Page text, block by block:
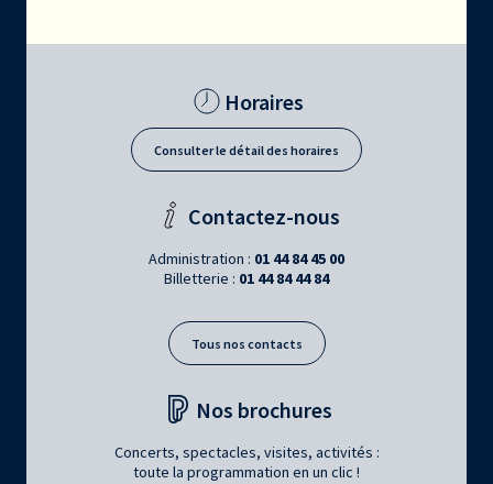
Horaires
Consulter le détail des horaires
Contactez-nous
Administration : 01 44 84 45 00
Billetterie : 01 44 84 44 84
Tous nos contacts
Nos brochures
Concerts, spectacles, visites, activités :
toute la programmation en un clic !